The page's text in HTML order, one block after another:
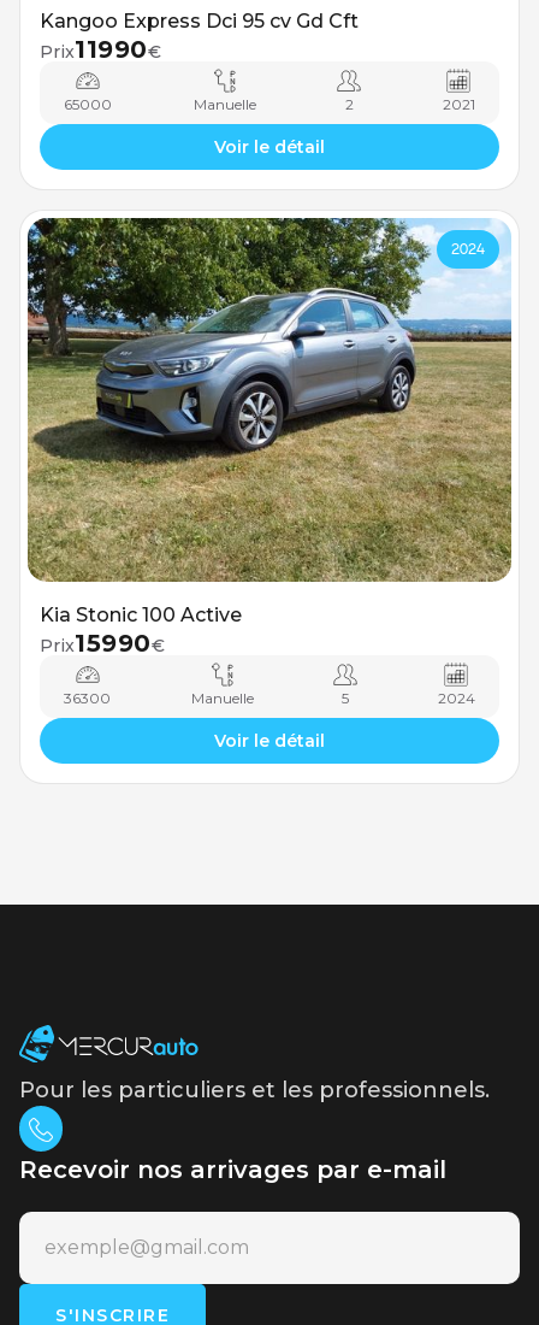
Kangoo Express Dci 95 cv Gd Cft
Prix11990€
65000 Manuelle 2 2021
Voir le détail
2024
Kia Stonic 100 Active
Prix15990€
36300 Manuelle 5 2024
Voir le détail
Pour les particuliers et les professionnels.
Recevoir nos arrivages par e-mail